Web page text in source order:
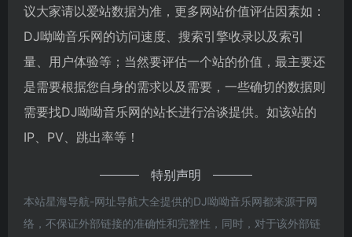
议大家请以爱站数据为准，更多网站价值评估因素如：
DJ呦呦音乐网的访问速度、搜索引擎收录以及索引
量、用户体验等；当然要评估一个站的价值，最主要还
是需要根据您自身的需求以及需要，一些确切的数据则
需要找DJ呦呦音乐网的站长进行洽谈提供。如该站的
IP、PV、跳出率等！
特别声明
本站星海导航-网址导航大全提供的DJ呦呦音乐网都来源于网
络，不保证外部链接的准确性和完整性，同时，对于该外部链